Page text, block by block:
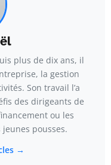
plus de dix ans, il
la gestion
Son travail l’a
des dirigeants de
ou les
pousses.
→